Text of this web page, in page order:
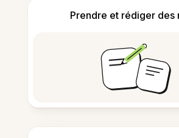
Prendre et rédiger des